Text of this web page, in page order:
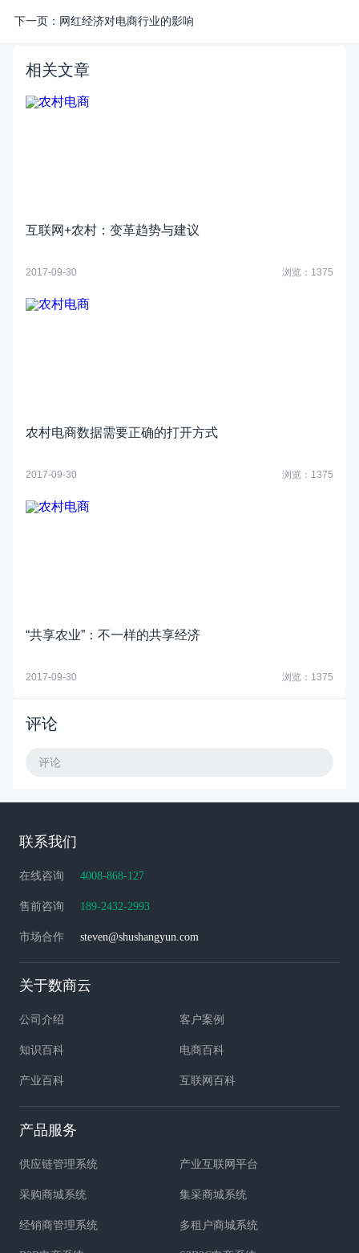
下一页： 网红经济对电商行业的影响
相关文章
互联网+农村：变革趋势与建议
2017-09-30 浏览：1375
农村电商数据需要正确的打开方式
2017-09-30 浏览：1375
“共享农业”：不一样的共享经济
2017-09-30 浏览：1375
评论
评论
联系我们
在线咨询 4008-868-127
售前咨询 189-2432-2993
市场合作 steven@shushangyun.com
关于数商云
公司介绍 客户案例
知识百科 电商百科
产业百科 互联网百科
产品服务
供应链管理系统 产业互联网平台
采购商城系统 集采商城系统
经销商管理系统 多租户商城系统